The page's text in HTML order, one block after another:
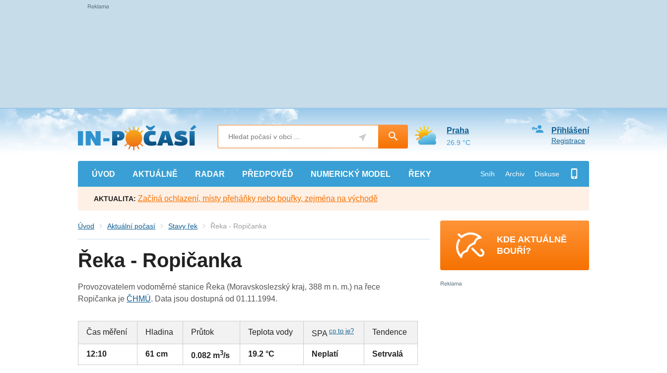
Přejít
na
hlavní
obsah
ÚVOD AKTUÁLNĚ RADAR PŘEDPOVĚĎ NUMERICKÝ MODEL ŘEKY Sníh Archiv Diskuse
Přihlášení
Registrace
Praha
26.9 °C
AKTUALITA: Začíná ochlazení, místy přeháňky nebo bouřky, zejména na východě
Úvod Aktuální počasí Stavy řek Řeka - Ropičanka
Řeka - Ropičanka
Provozovatelem vodoměrné stanice Řeka (Moravskoslezský kraj, 388 m n. m.) na řece
Ropičanka jeČHMÚ. Data jsou dostupná od 01.11.1994.
Čas měření Hladina Průtok Teplota vody SPAco to je? Tendence
12:10 61 cm 0.082 m3/s 19.2 °C Neplatí Setrvalá
KDE AKTUÁLNĚ
BOUŘÍ?